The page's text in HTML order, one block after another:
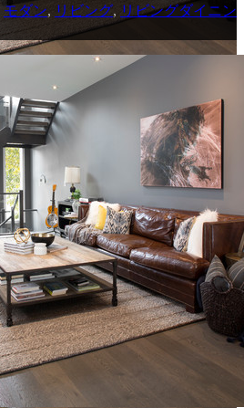
モダン, リビング, リビングダイニン